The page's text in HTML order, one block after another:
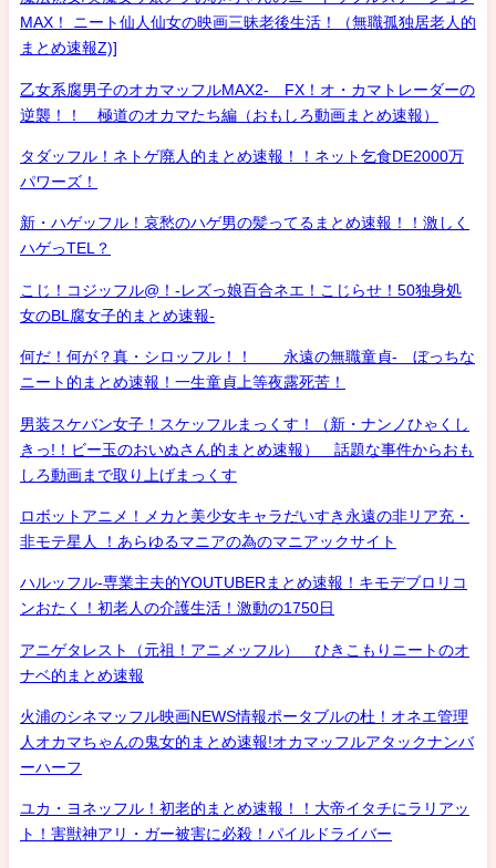
MAX！ ニート仙人仙女の映画三昧老後生活！（無職孤独居老人的
まとめ速報Z)]
乙女系腐男子のオカマッフルMAX2- FX！オ・カマトレーダーの
逆襲！！ 極道のオカマたち編（おもしろ動画まとめ速報）
タダッフル！ネトゲ廃人的まとめ速報！！ネット乞食DE2000万
パワーズ！
新・ハゲッフル！哀愁のハゲ男の髪ってるまとめ速報！！激しく
ハゲっTEL？
こじ！コジッフル@！-レズっ娘百合ネエ！こじらせ！50独身処
女のBL腐女子的まとめ速報-
何だ！何が？真・シロッフル！！ 永遠の無職童貞- ぼっちな
ニート的まとめ速報！一生童貞上等夜露死苦！
男装スケバン女子！スケッフルまっくす！（新・ナンノひゃくし
きっ!！ビー玉のおいぬさん的まとめ速報） 話題な事件からおも
しろ動画まで取り上げまっくす
ロボットアニメ！メカと美少女キャラだいすき永遠の非リア充・
非モテ星人 ！あらゆるマニアの為のマニアックサイト
ハルッフル-専業主夫的YOUTUBERまとめ速報！キモデブロリコ
ンおたく！初老人の介護生活！激動の1750日
アニゲタレスト（元祖！アニメッフル） ひきこもりニートのオ
ナベ的まとめ速報
火浦のシネマッフル映画NEWS情報ポータブルの杜！オネエ管理
人オカマちゃんの鬼女的まとめ速報!オカマッフルアタックナンバ
ーハーフ
ユカ・ヨネッフル！初老的まとめ速報！！大帝イタチにラリアッ
ト！害獣神アリ・ガー被害に必殺！パイルドライバー